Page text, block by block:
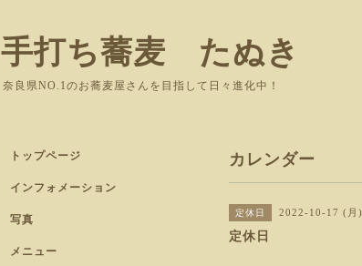
手打ち蕎麦 たぬき
奈良県NO.1のお蕎麦屋さんを目指して日々進化中！
カレンダー
定休日 2022-10-17 (月)
定休日
トップページ
インフォメーション
写真
メニュー